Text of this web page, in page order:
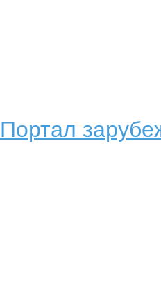
Портал